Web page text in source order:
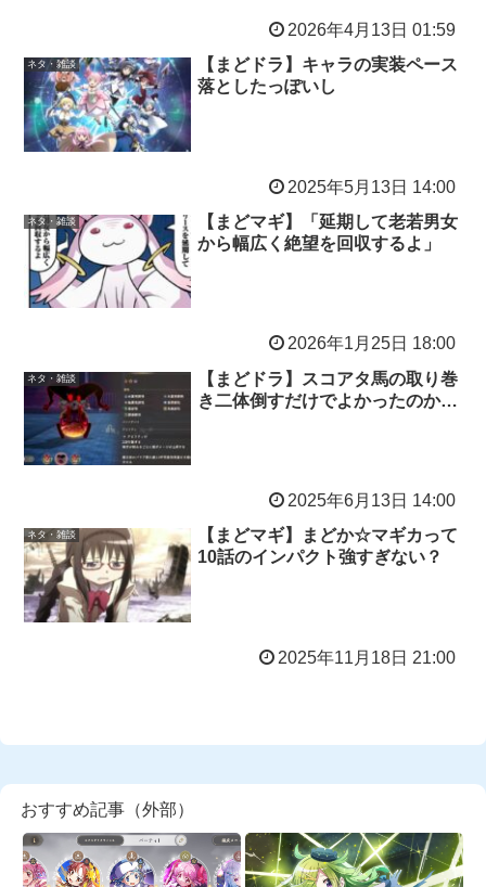
2026年4月13日 01:59
ネタ・雑談
【まどドラ】キャラの実装ペース
落としたっぽいし
2025年5月13日 14:00
ネタ・雑談
【まどマギ】「延期して老若男女
から幅広く絶望を回収するよ」
2026年1月25日 18:00
ネタ・雑談
【まどドラ】スコアタ馬の取り巻
き二体倒すだけでよかったのか…
2025年6月13日 14:00
ネタ・雑談
【まどマギ】まどか☆マギカって
10話のインパクト強すぎない？
2025年11月18日 21:00
おすすめ記事（外部）